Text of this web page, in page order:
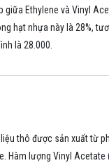
giữa Ethylene và Vinyl
hạt nhựa này là 28%,
là 28.000.
thô được sản xuất từ
Hàm lượng Vinyl